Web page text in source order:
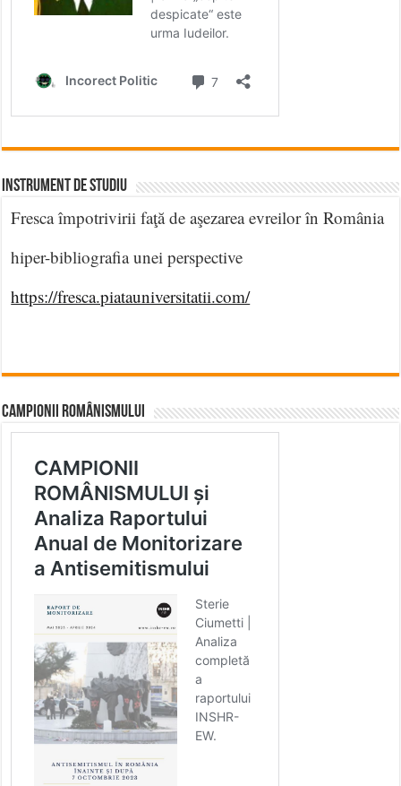
INSTRUMENT DE STUDIU
Fresca împotrivirii faţă de aşezarea evreilor în România
hiper-bibliografia unei perspective
https://fresca.piatauniversitatii.com/
CAMPIONII ROMÂNISMULUI